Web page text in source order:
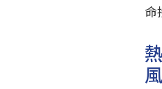
命